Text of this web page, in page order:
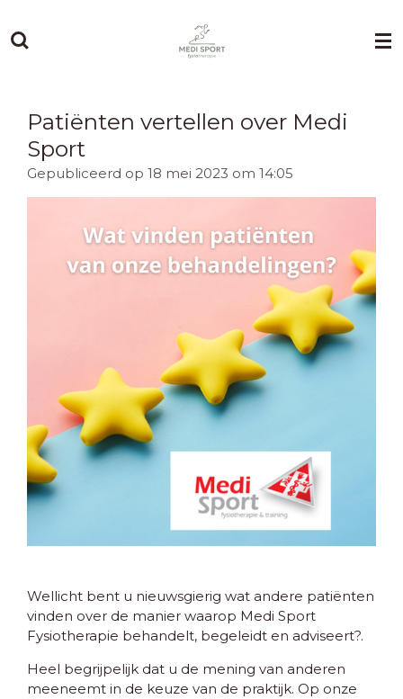
direct
Patiënten vertellen over Medi
Sport
Gepubliceerd op 18 mei 2023 om 14:05
Wellicht bent u nieuwsgierig wat andere patiënten
vinden over de manier waarop Medi Sport
Fysiotherapie behandelt, begeleidt en adviseert?.
Heel begrijpelijk dat u de mening van anderen
meeneemt in de keuze van de praktijk. Op onze